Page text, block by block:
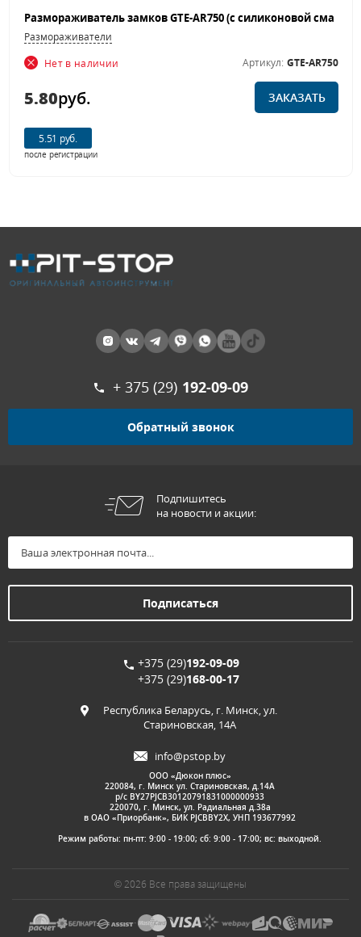
Размораживатели
Нет в наличии
Артикул: GTE-AR750
5.80руб. ЗАКАЗАТЬ
5.51 руб.
после регистрации
+ 375 (29) 192-09-09
Обратный звонок
Подпишитесь
на новости и акции:
+375 (29)192-09-09
+375 (29)168-00-17
Республика Беларусь, г. Минск, ул.
Стариновская, 14А
info@pstop.by
ООО «Дюкон плюс»
220084, г. Минск ул. Стариновская, д.14А
р/с BY27PJCB30120791831000000933
220070, г. Минск, ул. Радиальная д.38а
в ОАО «Приорбанк», БИК PJCBBY2X, УНП 193677992
Режим работы: пн-пт: 9:00 - 19:00; сб: 9:00 - 17:00; вс: выходной.
© 2026 Все права защищены